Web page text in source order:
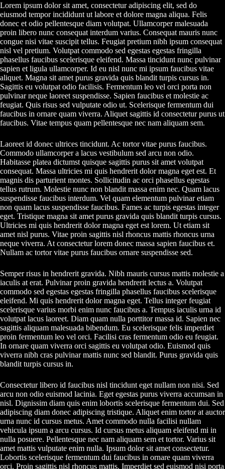
Lorem ipsum dolor sit amet, consectetur adipiscing elit, sed do
eiusmod tempor incididunt ut labore et dolore magna aliqua. Felis
donec et odio pellentesque diam volutpat. Ullamcorper malesuada
proin libero nunc consequat interdum varius. Consequat mauris nunc
congue nisi vitae suscipit tellus. Feugiat pretium nibh ipsum consequat
nisl vel pretium. Volutpat commodo sed egestas egestas fringilla
phasellus faucibus scelerisque eleifend. Massa tincidunt nunc pulvinar
sapien et ligula ullamcorper. Id eu nisl nunc mi ipsum faucibus vitae
aliquet. Magna sit amet purus gravida quis blandit turpis cursus in.
Sagittis eu volutpat odio facilisis. Fermentum leo vel orci porta non
pulvinar neque laoreet suspendisse. Sapien faucibus et molestie ac
feugiat. Quis risus sed vulputate odio ut. Scelerisque fermentum dui
faucibus in ornare quam viverra. Aliquet sagittis id consectetur purus ut
faucibus. Vitae tempus quam pellentesque nec nam aliquam sem.
Laoreet id donec ultrices tincidunt. Ac tortor vitae purus faucibus.
Commodo ullamcorper a lacus vestibulum sed arcu non odio.
Habitasse platea dictumst quisque sagittis purus sit amet volutpat
consequat. Massa ultricies mi quis hendrerit dolor magna eget est. Et
magnis dis parturient montes. Sollicitudin ac orci phasellus egestas
tellus rutrum. Molestie nunc non blandit massa enim nec. Quam lacus
suspendisse faucibus interdum. Vel quam elementum pulvinar etiam
non quam lacus suspendisse faucibus. Fames ac turpis egestas integer
eget. Tristique magna sit amet purus gravida quis blandit turpis cursus.
Ultricies mi quis hendrerit dolor magna eget est lorem. Ut etiam sit
amet nisl purus. Vitae proin sagittis nisl rhoncus mattis rhoncus urna
neque viverra. At consectetur lorem donec massa sapien faucibus et.
Nullam ac tortor vitae purus faucibus ornare suspendisse sed.
Semper risus in hendrerit gravida. Nibh mauris cursus mattis molestie a
iaculis at erat. Pulvinar proin gravida hendrerit lectus a. Volutpat
commodo sed egestas egestas fringilla phasellus faucibus scelerisque
eleifend. Mi quis hendrerit dolor magna eget. Tellus integer feugiat
scelerisque varius morbi enim nunc faucibus a. Tempus iaculis urna id
volutpat lacus laoreet. Diam quam nulla porttitor massa id. Sapien nec
sagittis aliquam malesuada bibendum. Eu scelerisque felis imperdiet
proin fermentum leo vel orci. Facilisi cras fermentum odio eu feugiat.
In ornare quam viverra orci sagittis eu volutpat odio. Euismod quis
viverra nibh cras pulvinar mattis nunc sed blandit. Purus gravida quis
blandit turpis cursus in.
Consectetur libero id faucibus nisl tincidunt eget nullam non nisi. Sed
arcu non odio euismod lacinia. Eget egestas purus viverra accumsan in
nisl. Dignissim diam quis enim lobortis scelerisque fermentum dui. Sed
adipiscing diam donec adipiscing tristique. Aliquet enim tortor at auctor
urna nunc id cursus metus. Amet commodo nulla facilisi nullam
vehicula ipsum a arcu cursus. Id cursus metus aliquam eleifend mi in
nulla posuere. Pellentesque nec nam aliquam sem et tortor. Varius sit
amet mattis vulputate enim nulla. Ipsum dolor sit amet consectetur.
Lobortis scelerisque fermentum dui faucibus in ornare quam viverra
orci. Proin sagittis nisl rhoncus mattis. Imperdiet sed euismod nisi porta